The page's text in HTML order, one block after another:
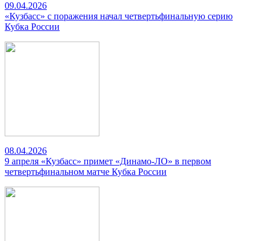
09.04.2026
«Кузбасс» с поражения начал четвертьфинальную серию
Кубка России
08.04.2026
9 апреля «Кузбасс» примет «Динамо-ЛО» в первом
четвертьфинальном матче Кубка России